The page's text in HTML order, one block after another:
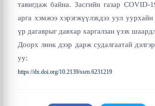
тавигдаж байна. Засгийн газар COVID-
арга хэмжээ хэрэгжүүлэхдээ уул уурхайн
үр дагаврыг давхар харгалзан үзэх
Доорх линк дээр дарж судалгаатай
уу:
https://dx.doi.org/10.2139/ssrn.6231219